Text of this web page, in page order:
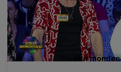
Stiri